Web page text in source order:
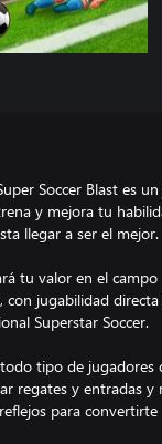
Soccer Blast es
y mejora tu
llegar a ser el mejor.
tu valor en el
con jugabilidad
Superstar Soccer.
tipo de jugadores
regates y entradas y
para